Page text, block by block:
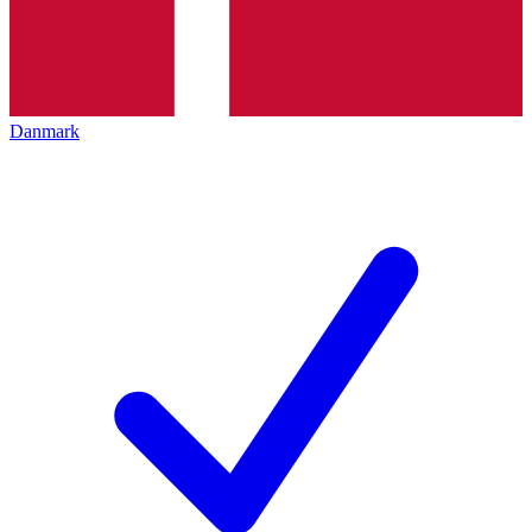
Danmark